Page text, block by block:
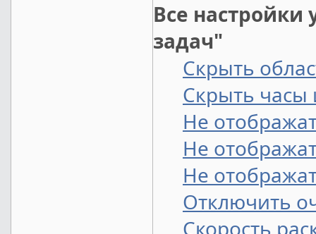
Все
задач"
Скрыть
Скрыть часы
Не
Не
Не
Отключить
Скорость